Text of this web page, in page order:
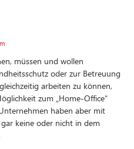
müssen und wollen
oder zur Betreuung
arbeiten zu können,
zum „Home-Office“
haben aber mit
keine oder nicht in dem